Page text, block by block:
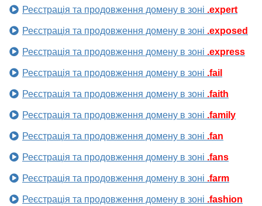
Реєстрація та продовження домену в зоні .expert
Реєстрація та продовження домену в зоні .exposed
Реєстрація та продовження домену в зоні .express
Реєстрація та продовження домену в зоні .fail
Реєстрація та продовження домену в зоні .faith
Реєстрація та продовження домену в зоні .family
Реєстрація та продовження домену в зоні .fan
Реєстрація та продовження домену в зоні .fans
Реєстрація та продовження домену в зоні .farm
Реєстрація та продовження домену в зоні .fashion